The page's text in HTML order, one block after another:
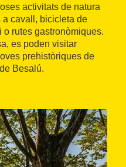
activitats de natura
a cavall, bicicleta de
o rutes gastronòmiques.
es poden visitar
prehistòriques de
Besalú.